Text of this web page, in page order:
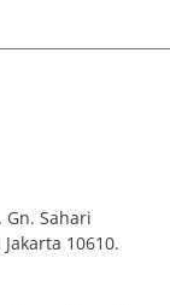
Gn. Sahari
10610.